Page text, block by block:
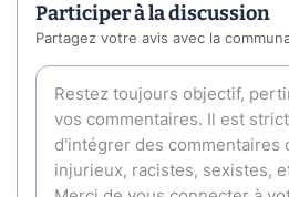
Participer à la discussion
Partagez votre avis avec la